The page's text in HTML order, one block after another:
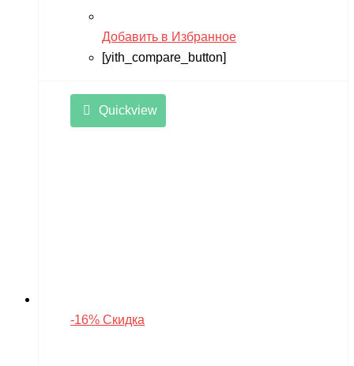
Добавить в Избранное
[yith_compare_button]
Quickview
-16% Скидка